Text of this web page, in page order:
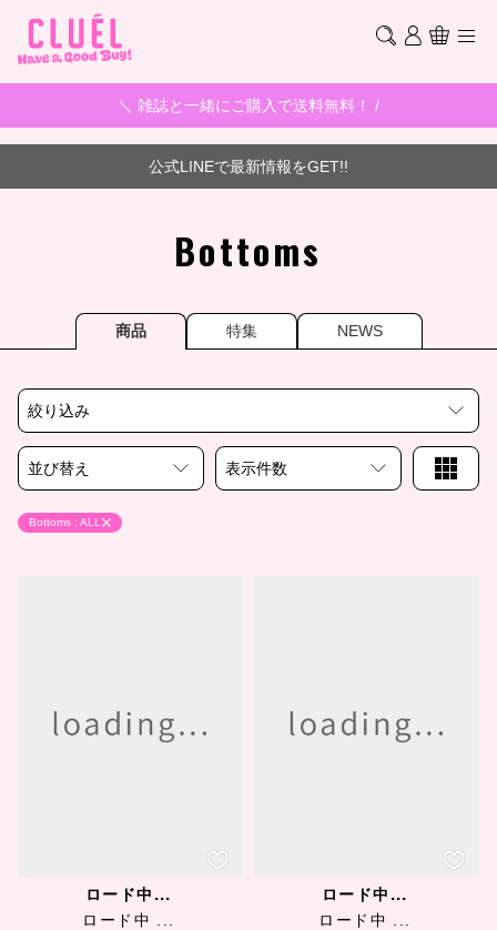
＼ 雑誌と一緒にご購入で送料無料！ /
公式LINEで最新情報をGET!!
Bottoms
商品 特集 NEWS
絞り込み
並び替え 表示件数
Bottoms : ALL
ロード中...
ロード中 ...
ロード中...
ロード中 ...